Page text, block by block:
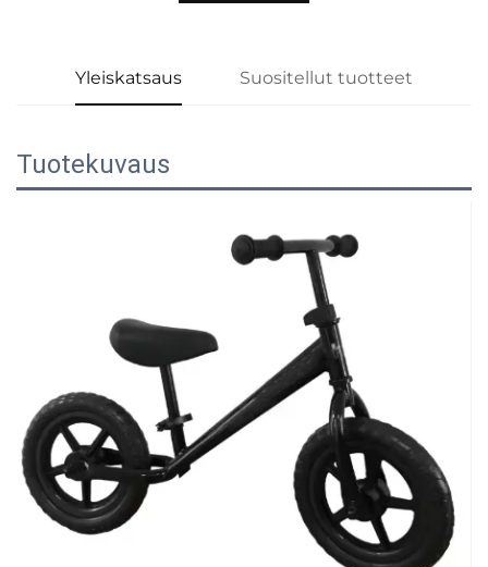
Yleiskatsaus Suositellut tuotteet
Tuotekuvaus